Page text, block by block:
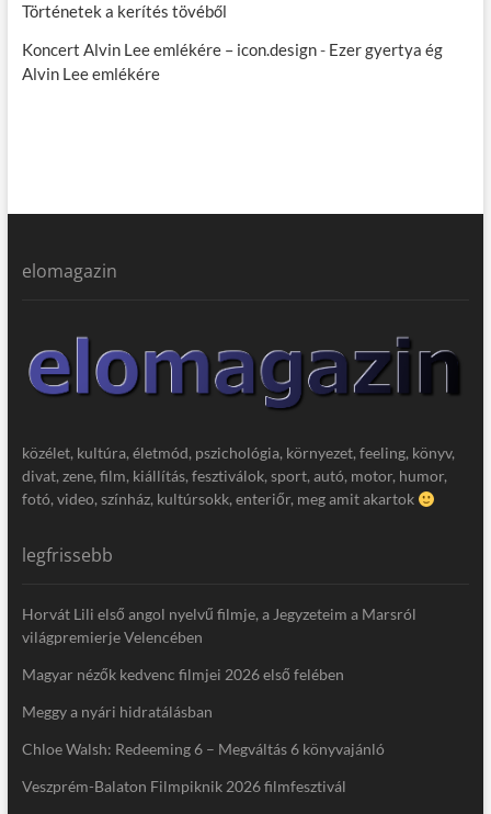
Történetek a kerítés tövéből
Koncert Alvin Lee emlékére – icon.design- Ezer gyertya ég
Alvin Lee emlékére
elomagazin
közélet, kultúra, életmód, pszichológia, környezet, feeling, könyv,
divat, zene, film, kiállítás, fesztiválok, sport, autó, motor, humor,
fotó, video, színház, kultúrsokk, enteriőr, meg amit akartok
legfrissebb
Horvát Lili első angol nyelvű filmje, a Jegyzeteim a Marsról
világpremierje Velencében
Magyar nézők kedvenc filmjei 2026 első felében
Meggy a nyári hidratálásban
Chloe Walsh: Redeeming 6 – Megváltás 6 könyvajánló
Veszprém-Balaton Filmpiknik 2026 filmfesztivál